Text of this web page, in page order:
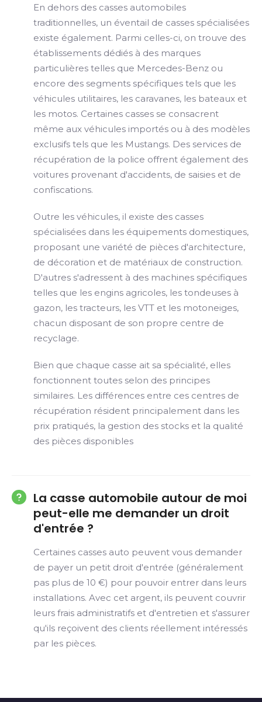
En dehors des casses automobiles
traditionnelles, un éventail de casses spécialisées
existe également. Parmi celles-ci, on trouve des
établissements dédiés à des marques
particulières telles que Mercedes-Benz ou
encore des segments spécifiques tels que les
véhicules utilitaires, les caravanes, les bateaux et
les motos. Certaines casses se consacrent
même aux véhicules importés ou à des modèles
exclusifs tels que les Mustangs. Des services de
récupération de la police offrent également des
voitures provenant d'accidents, de saisies et de
confiscations.
Outre les véhicules, il existe des casses
spécialisées dans les équipements domestiques,
proposant une variété de pièces d'architecture,
de décoration et de matériaux de construction.
D'autres s'adressent à des machines spécifiques
telles que les engins agricoles, les tondeuses à
gazon, les tracteurs, les VTT et les motoneiges,
chacun disposant de son propre centre de
recyclage.
Bien que chaque casse ait sa spécialité, elles
fonctionnent toutes selon des principes
similaires. Les différences entre ces centres de
récupération résident principalement dans les
prix pratiqués, la gestion des stocks et la qualité
des pièces disponibles
La casse automobile autour de moi
peut-elle me demander un droit
d'entrée ?
Certaines casses auto peuvent vous demander
de payer un petit droit d'entrée (généralement
pas plus de 10 €) pour pouvoir entrer dans leurs
installations. Avec cet argent, ils peuvent couvrir
leurs frais administratifs et d'entretien et s'assurer
qu'ils reçoivent des clients réellement intéressés
par les pièces.